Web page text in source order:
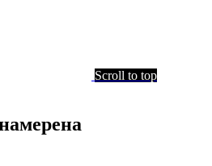
Scroll to top